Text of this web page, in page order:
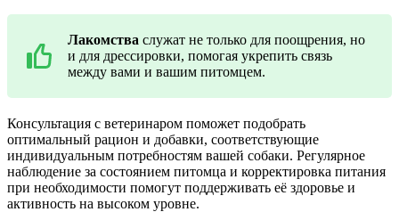
Лакомства служат не только для поощрения, но
и для дрессировки, помогая укрепить связь
между вами и вашим питомцем.
Консультация с ветеринаром поможет подобрать
оптимальный рацион и добавки, соответствующие
индивидуальным потребностям вашей собаки. Регулярное
наблюдение за состоянием питомца и корректировка питания
при необходимости помогут поддерживать её здоровье и
активность на высоком уровне.